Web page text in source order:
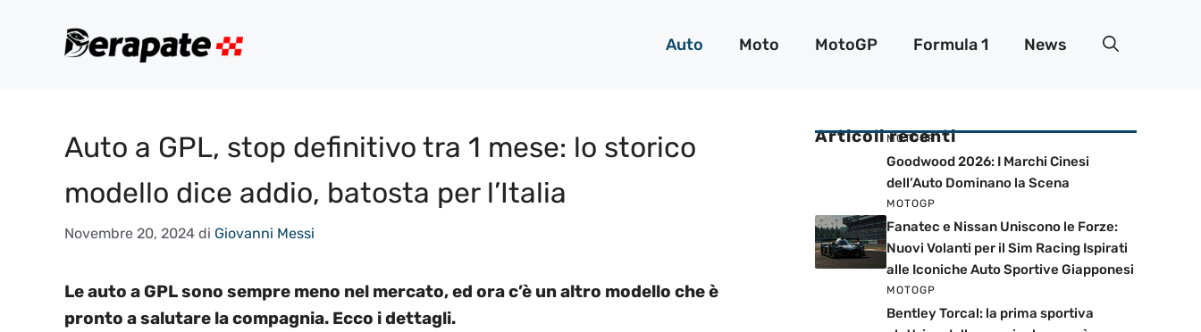
Auto Moto MotoGP Formula 1 News
Auto a GPL, stop definitivo tra 1 mese: lo storico
modello dice addio, batosta per l’Italia
Novembre 20, 2024 di Giovanni Messi
Le auto a GPL sono sempre meno nel mercato, ed ora c’è un altro modello che è
pronto a salutare la compagnia. Ecco i dettagli.
Articoli recenti
MOTOGP
Goodwood 2026: I Marchi Cinesi
dell’Auto Dominano la Scena
MOTOGP
Fanatec e Nissan Uniscono le Forze:
Nuovi Volanti per il Sim Racing Ispirati
alle Iconiche Auto Sportive Giapponesi
MOTOGP
Bentley Torcal: la prima sportiva